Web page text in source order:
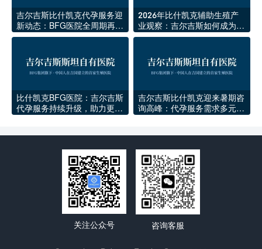
吉尔吉斯比什凯克代孕服务迎
新动态：BFG医院全周期再升
级
2026年比什凯克辅助生殖产
业观察：吉尔吉斯如何成为中
亚生育医疗新中心
比什凯克BFG医院：吉尔吉斯
代孕服务持续升级，助力更多
吉尔吉斯比什凯克迎来暑期咨
询高峰：代孕服务需求多元化
关注公众号 咨询客服